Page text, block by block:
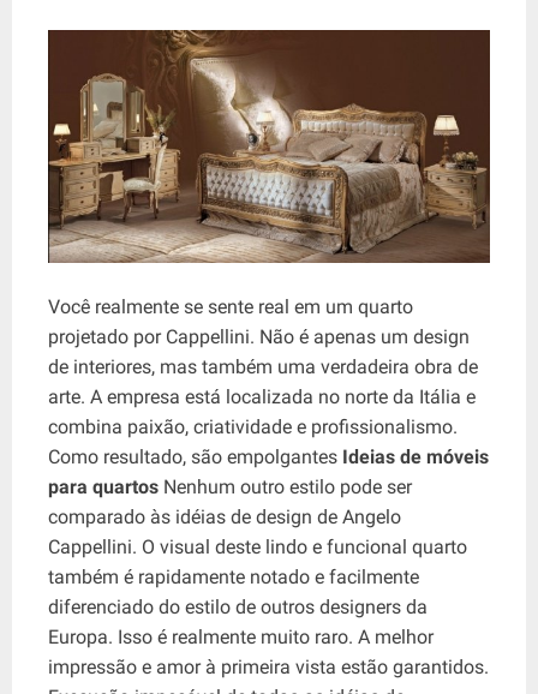
Você realmente se sente real em um quarto
projetado por Cappellini. Não é apenas um design
de interiores, mas também uma verdadeira obra de
arte. A empresa está localizada no norte da Itália e
combina paixão, criatividade e profissionalismo.
Como resultado, são empolgantes Ideias de móveis
para quartos Nenhum outro estilo pode ser
comparado às idéias de design de Angelo
Cappellini. O visual deste lindo e funcional quarto
também é rapidamente notado e facilmente
diferenciado do estilo de outros designers da
Europa. Isso é realmente muito raro. A melhor
impressão e amor à primeira vista estão garantidos.